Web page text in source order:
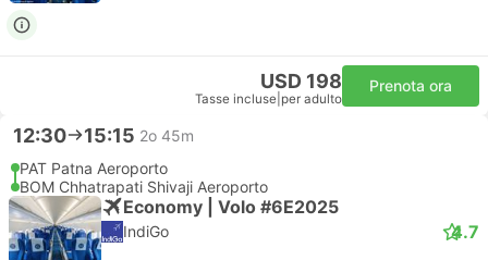
USD 198
Tasse incluse per adulto
Prenota ora
12:30 15:15 2o 45m
PAT Patna Aeroporto
BOM Chhatrapati Shivaji Aeroporto
Economy | Volo #6E2025
IndiGo 4.7